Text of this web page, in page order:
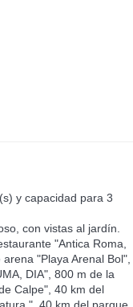
y capacidad para 3
con vistas al jardín.
"Antica Roma,
"Playa Arenal Bol",
DIA", 800 m de la
Calpe", 40 km del
40 km del parque